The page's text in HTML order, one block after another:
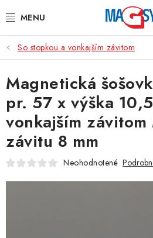
na
HLAVNÉ KATEGÓRIE
MAGNETICKÉ POMÔCKY
PRIEMYSELNÉ MAGNETY
OSTATNÉ MAGNETY
So stopkou a vonkajším závitom
Magnetická
pr. 57 x výška
vonkajším
závitu 8 mm
Neohodnotené